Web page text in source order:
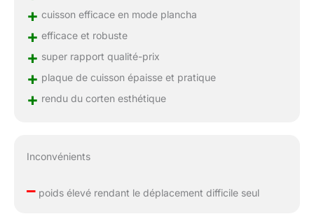
+ cuisson efficace en mode plancha
+ efficace et robuste
+ super rapport qualité-prix
+ plaque de cuisson épaisse et pratique
+ rendu du corten esthétique
Inconvénients
–poids élevé rendant le déplacement difficile seul